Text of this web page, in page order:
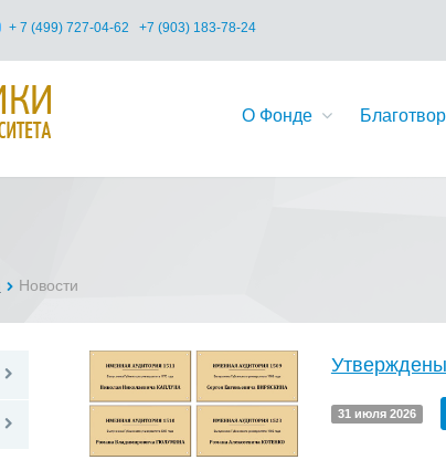
+ 7 (499) 727-04-62 +7 (903) 183-78-24
О Фонде
Новости
31 июля 2026